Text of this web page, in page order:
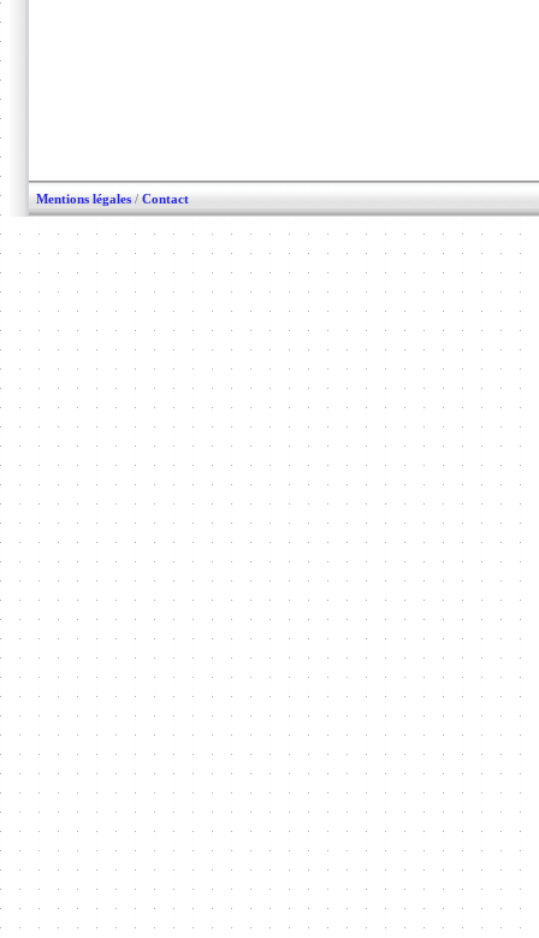
Mentions légales / Contact